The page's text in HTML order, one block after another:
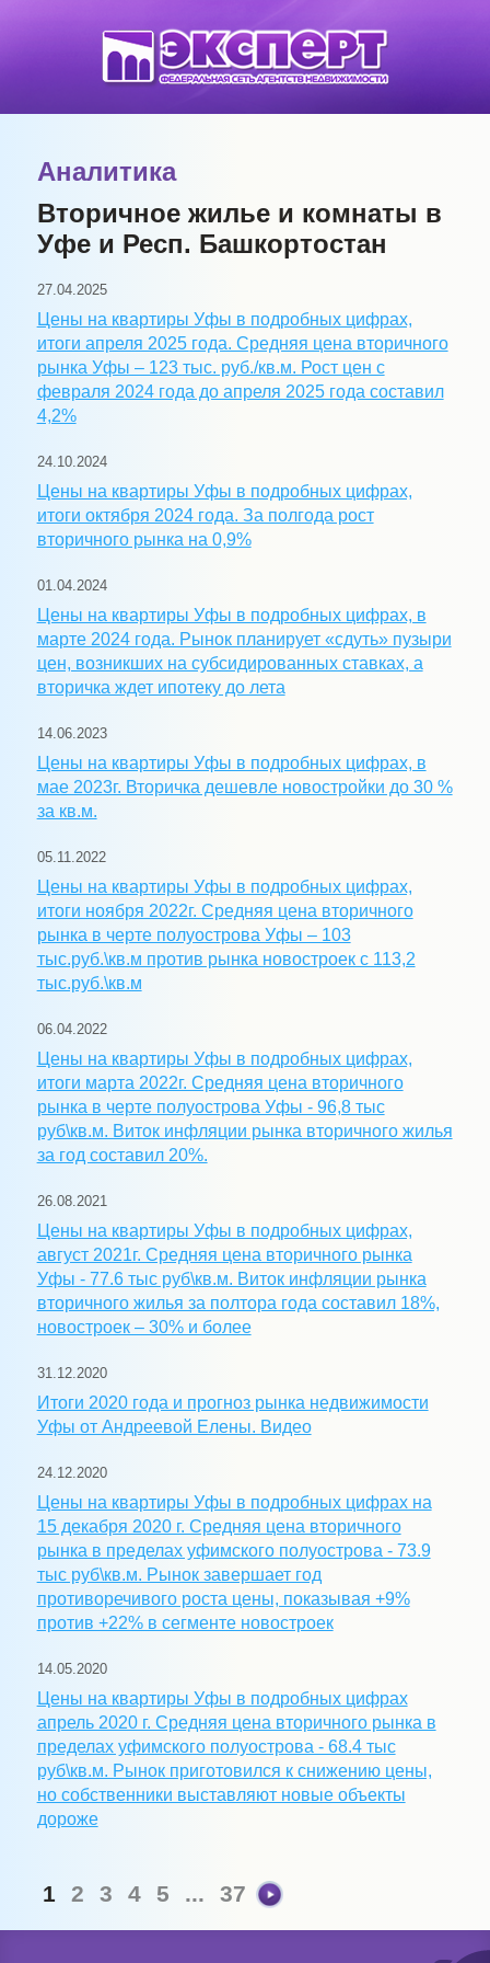
Аналитика
Вторичное жилье и комнаты в
Уфе и Респ. Башкортостан
27.04.2025
Цены на квартиры Уфы в подробных цифрах,
итоги апреля 2025 года. Средняя цена вторичного
рынка Уфы – 123 тыс. руб./кв.м. Рост цен с
февраля 2024 года до апреля 2025 года составил
4,2%
24.10.2024
Цены на квартиры Уфы в подробных цифрах,
итоги октября 2024 года. За полгода рост
вторичного рынка на 0,9%
01.04.2024
Цены на квартиры Уфы в подробных цифрах, в
марте 2024 года. Рынок планирует «сдуть» пузыри
цен, возникших на субсидированных ставках, а
вторичка ждет ипотеку до лета
14.06.2023
Цены на квартиры Уфы в подробных цифрах, в
мае 2023г. Вторичка дешевле новостройки до 30 %
за кв.м.
05.11.2022
Цены на квартиры Уфы в подробных цифрах,
итоги ноября 2022г. Средняя цена вторичного
рынка в черте полуострова Уфы – 103
тыс.руб.\кв.м против рынка новостроек с 113,2
тыс.руб.\кв.м
06.04.2022
Цены на квартиры Уфы в подробных цифрах,
итоги марта 2022г. Средняя цена вторичного
рынка в черте полуострова Уфы - 96,8 тыс
руб\кв.м. Виток инфляции рынка вторичного жилья
за год составил 20%.
26.08.2021
Цены на квартиры Уфы в подробных цифрах,
август 2021г. Средняя цена вторичного рынка
Уфы - 77.6 тыс руб\кв.м. Виток инфляции рынка
вторичного жилья за полтора года составил 18%,
новостроек – 30% и более
31.12.2020
Итоги 2020 года и прогноз рынка недвижимости
Уфы от Андреевой Елены. Видео
24.12.2020
Цены на квартиры Уфы в подробных цифрах на
15 декабря 2020 г. Средняя цена вторичного
рынка в пределах уфимского полуострова - 73.9
тыс руб\кв.м. Рынок завершает год
противоречивого роста цены, показывая +9%
против +22% в сегменте новостроек
14.05.2020
Цены на квартиры Уфы в подробных цифрах
апрель 2020 г. Средняя цена вторичного рынка в
пределах уфимского полуострова - 68.4 тыс
руб\кв.м. Рынок приготовился к снижению цены,
но собственники выставляют новые объекты
дороже
1 2 3 4 5 ... 37